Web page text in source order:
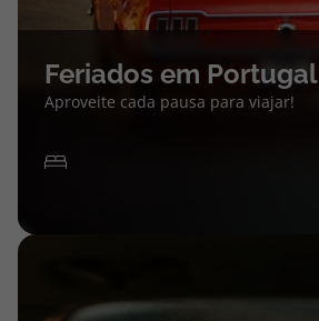
Feriados em Portugal
Aproveite cada pausa para viajar!